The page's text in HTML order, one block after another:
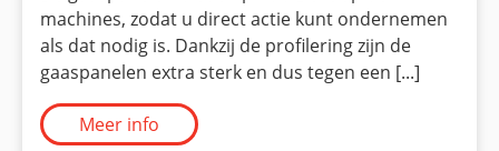
machines, zodat u direct actie kunt ondernemen
als dat nodig is. Dankzij de profilering zijn de
gaaspanelen extra sterk en dus tegen een [...]
Meer info